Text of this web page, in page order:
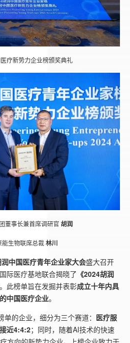
疗新势力企业榜颁奖典礼
董事长兼首席调研官 胡润
能生物联席总裁林川
中国医疗青年企业家大会盛大召开
际医疗基地联合揭晓了 《2024胡润
此榜单旨在发掘并表彰成立十年内具
中国医疗企业。
的企业，细分为三个赛道： 医疗服
近4:4:2；同时，随着AI技术的快速